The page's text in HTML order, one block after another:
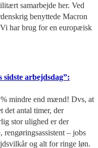
samarbejde her. Ved
benyttede Macron
har brug for en europæisk
arbejdsdag”:
mindre end mænd! Dvs, at
det antal timer, der
stor ulighed er der
rengøringsassistent – jobs
og alt for ringe løn.